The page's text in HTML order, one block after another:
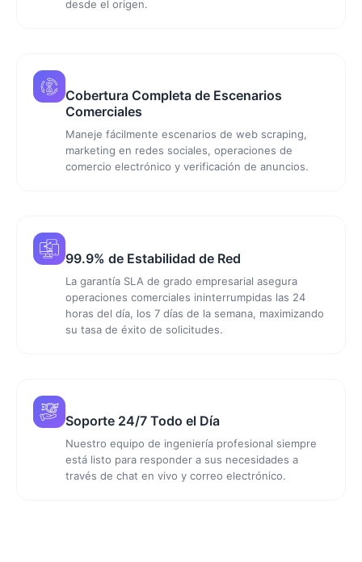
desde el origen.
Cobertura Completa de Escenarios
Comerciales
Maneje fácilmente escenarios de web scraping,
marketing en redes sociales, operaciones de
comercio electrónico y verificación de anuncios.
99.9% de Estabilidad de Red
La garantía SLA de grado empresarial asegura
operaciones comerciales ininterrumpidas las 24
horas del día, los 7 días de la semana, maximizando
su tasa de éxito de solicitudes.
Soporte 24/7 Todo el Día
Nuestro equipo de ingeniería profesional siempre
está listo para responder a sus necesidades a
través de chat en vivo y correo electrónico.